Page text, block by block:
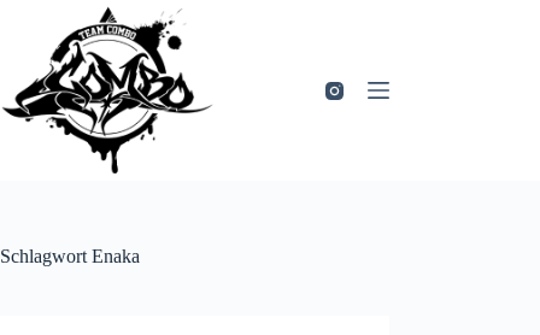
springen
Schlagwort Enaka